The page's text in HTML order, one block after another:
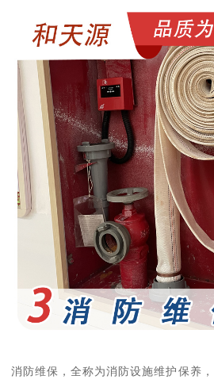
消防维保，全称为消防设施维护保养